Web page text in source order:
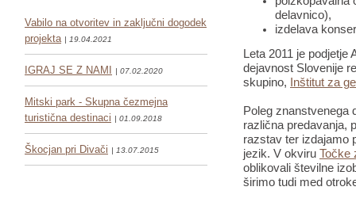
Vabilo na otvoritev in zaključni dogodek
projekta | 19.04.2021
IGRAJ SE Z NAMI | 07.02.2020
Mitski park - Skupna čezmejna
turistična destinaci | 01.09.2018
Škocjan pri Divači | 13.07.2015
delavnico),
izdelava
Leta 2011 je
dejavnost Slovenije
skupino,
Inštitut za
Poleg znanstvenega
različna predavanja,
razstav ter izdajamo
jezik. V okviru Točke
oblikovali številne
širimo tudi med